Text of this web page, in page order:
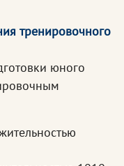
тренировочного
юного